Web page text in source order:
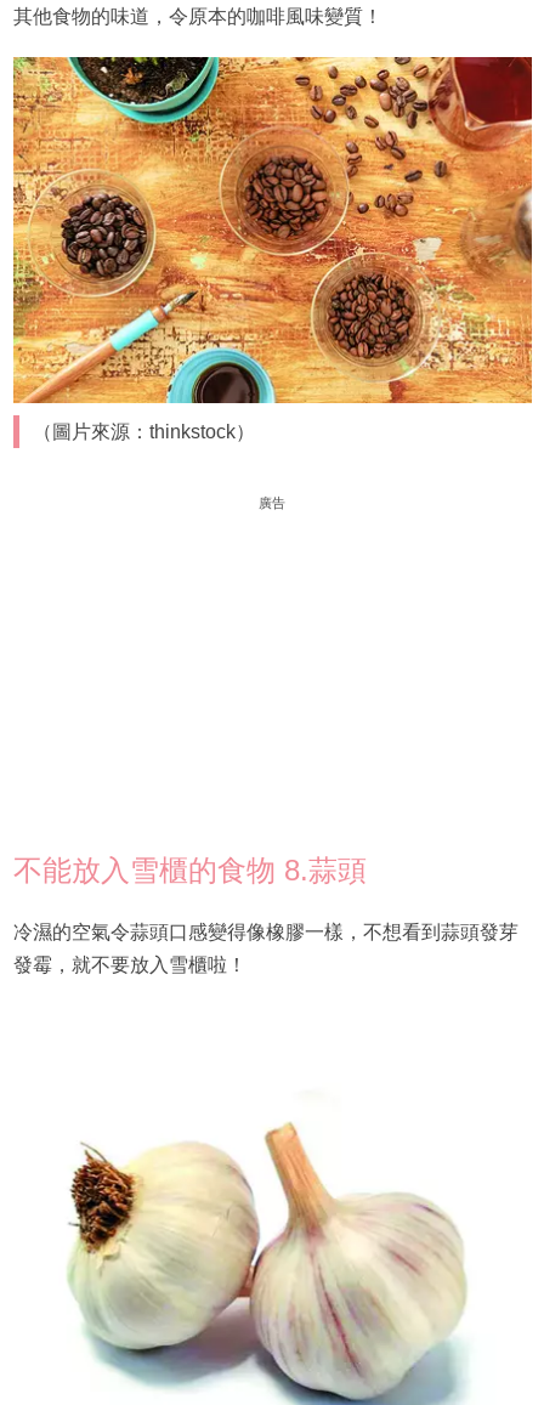
其他食物的味道，令原本的咖啡風味變質！
（圖片來源：thinkstock）
廣告
不能放入雪櫃的食物 8.蒜頭
冷濕的空氣令蒜頭口感變得像橡膠一樣，不想看到蒜頭發芽
發霉，就不要放入雪櫃啦！